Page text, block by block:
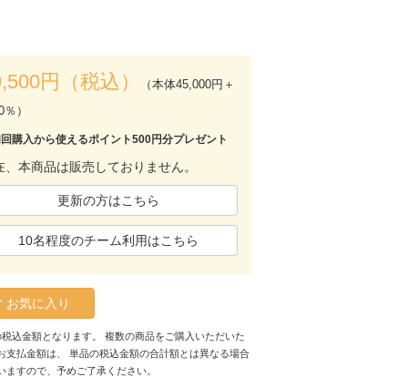
円（税込）
（本体45,000円＋
）
購入から使えるポイント500円分プレゼント
、本商品は販売しておりません。
更新の方はこちら
10名程度のチーム利用はこちら
お気に入り
込金額となります。 複数の商品をご購入いただいた
支払金額は、 単品の税込金額の合計額とは異なる場合
ますので、予めご了承ください。